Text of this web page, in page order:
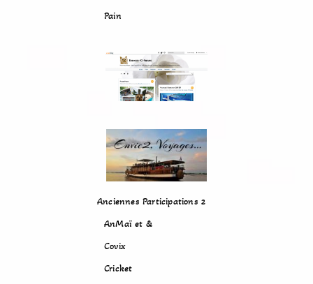
Pain
Anciennes Participations 2
AnMaï et &
Covix
Cricket